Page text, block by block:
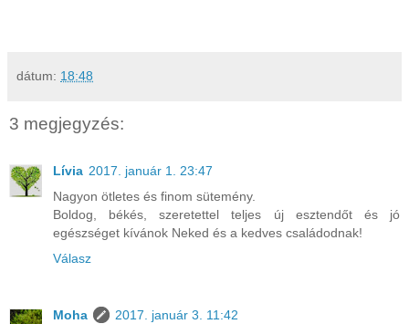
dátum: 18:48
3 megjegyzés:
Lívia 2017. január 1. 23:47
Nagyon ötletes és finom sütemény.
Boldog, békés, szeretettel teljes új esztendőt és jó
egészséget kívánok Neked és a kedves családodnak!
Válasz
Moha
2017. január 3. 11:42